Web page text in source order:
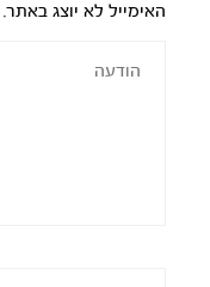
האימייל לא יוצג באתר.